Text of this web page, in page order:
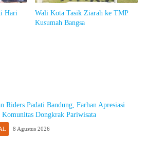
Hari
Wali Kota Tasik Ziarah ke TMP
Kusumah Bangsa
Riders Padati Bandung, Farhan Apresiasi
Komunitas Dongkrak Pariwisata
8 Agustus 2026